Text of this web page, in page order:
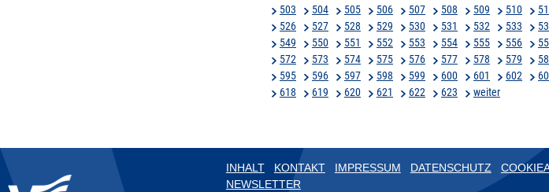
503
504 505 506 507 508 509 510
526
527 528 529 530 531 532 533
549
550 551 552 553 554 555 556
572
573 574 575 576 577 578 579
595
596 597 598 599 600 601 602
618
619 620 621 622 623 weiter
INHALT KONTAKT IMPRESSUM DATENSCHUTZ
NEWSLETTER